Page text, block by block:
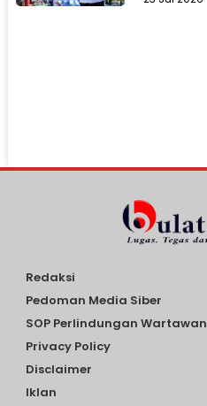
Redaksi
Pedoman Media Siber
SOP Perlindungan Wartawan
Privacy Policy
Disclaimer
Iklan